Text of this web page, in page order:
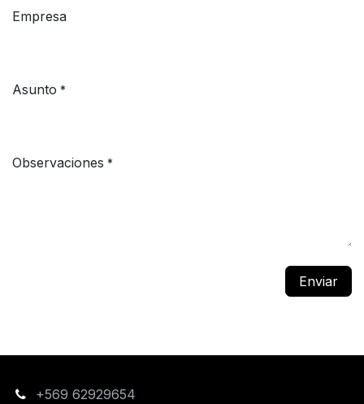
Empresa
Asunto *
Observaciones *
Enviar
+569 62929654